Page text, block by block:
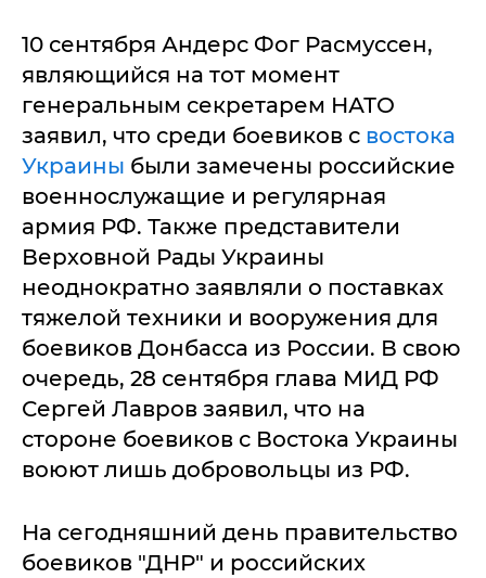
10 сентября Андерс Фог Расмуссен,
являющийся на тот момент
генеральным секретарем НАТО
заявил, что среди боевиков с востока
Украины были замечены российские
военнослужащие и регулярная
армия РФ. Также представители
Верховной Рады Украины
неоднократно заявляли о поставках
тяжелой техники и вооружения для
боевиков Донбасса из России. В свою
очередь, 28 сентября глава МИД РФ
Сергей Лавров заявил, что на
стороне боевиков с Востока Украины
воюют лишь добровольцы из РФ.
На сегодняшний день правительство
боевиков "ДНР" и российских